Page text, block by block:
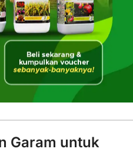
Garam untuk